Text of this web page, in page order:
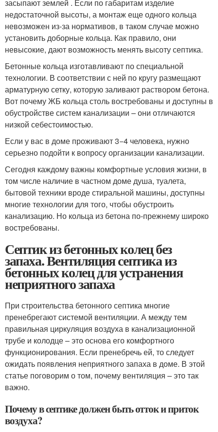
засыпают землей . Если по габаритам изделие
недостаточной высоты, а монтаж еще одного кольца
невозможен из-за нормативов, в таком случае можно
установить доборные кольца. Как правило, они
невысокие, дают возможность менять высоту септика.
Бетонные кольца изготавливают по специальной
технологии. В соответствии с ней по кругу размещают
арматурную сетку, которую заливают раствором бетона.
Вот почему ЖБ кольца столь востребованы и доступны в
обустройстве систем канализации – они отличаются
низкой себестоимостью.
Если у вас в доме проживают 3−4 человека, нужно
серьезно подойти к вопросу организации канализации.
Сегодня каждому важны комфортные условия жизни, в
том числе наличие в частном доме душа, туалета,
бытовой техники вроде стиральной машины, доступны
многие технологии для того, чтобы обустроить
канализацию. Но кольца из бетона по-прежнему широко
востребованы.
Септик из бетонных колец без
запаха. Вентиляция септика из
бетонных колец для устранения
неприятного запаха
При строительства бетонного септика многие
пренебрегают системой вентиляции. А между тем
правильная циркуляция воздуха в канализационной
трубе и колодце – это основа его комфортного
функционирования. Если пренебречь ей, то следует
ожидать появления неприятного запаха в доме. В этой
статье поговорим о том, почему вентиляция – это так
важно.
Почему в септике должен быть отток и приток
воздуха?